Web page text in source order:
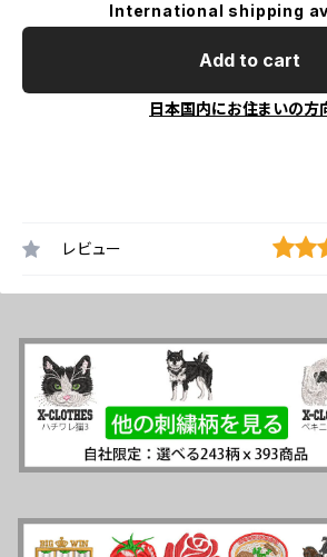
International shipping
Add to cart
日本国内にお住まいの方
レビュー